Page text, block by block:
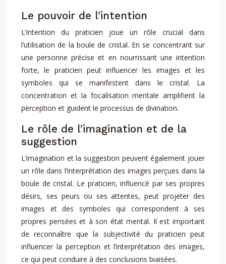
Le pouvoir de l’intention
L’intention du praticien joue un rôle crucial dans
l’utilisation de la boule de cristal. En se concentrant sur
une personne précise et en nourrissant une intention
forte, le praticien peut influencer les images et les
symboles qui se manifestent dans le cristal. La
concentration et la focalisation mentale amplifient la
perception et guident le processus de divination.
Le rôle de l’imagination et de la
suggestion
L’imagination et la suggestion peuvent également jouer
un rôle dans l’interprétation des images perçues dans la
boule de cristal. Le praticien, influencé par ses propres
désirs, ses peurs ou ses attentes, peut projeter des
images et des symboles qui correspondent à ses
propres pensées et à son état mental. Il est important
de reconnaître que la subjectivité du praticien peut
influencer la perception et l’interprétation des images,
ce qui peut conduire à des conclusions biaisées.